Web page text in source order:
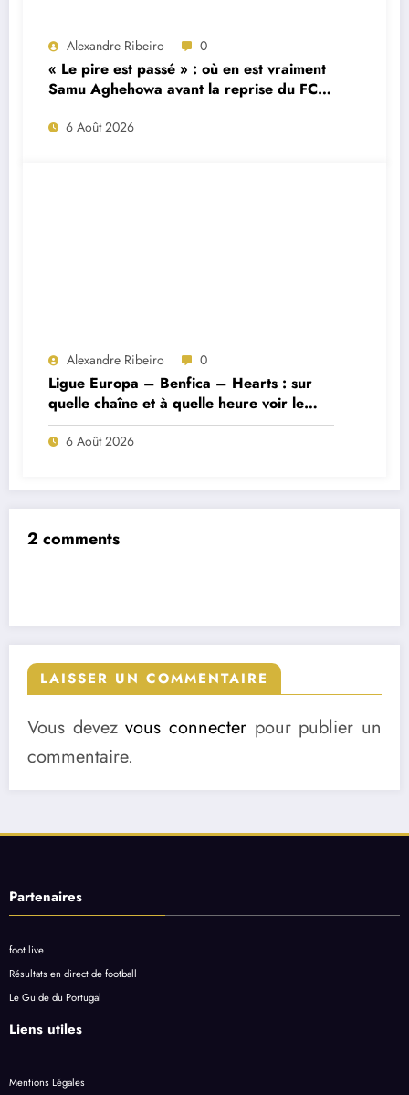
Alexandre Ribeiro 0
« Le pire est passé » : où en est vraiment
Samu Aghehowa avant la reprise du FC
Porto ?
6 Août 2026
Alexandre Ribeiro 0
Ligue Europa – Benfica – Hearts : sur
quelle chaîne et à quelle heure voir le
match ?
6 Août 2026
2 comments
LAISSER UN COMMENTAIRE
Vous devezvous connecter pour publier un
commentaire.
Partenaires
foot live
Résultats en direct de football
Le Guide du Portugal
Liens utiles
Mentions Légales